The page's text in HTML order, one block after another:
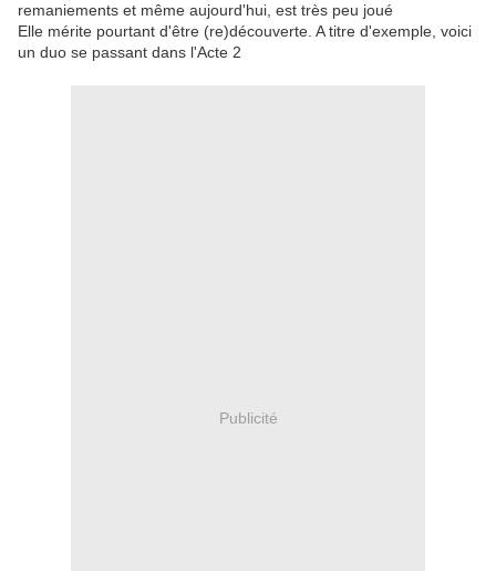
remaniements et même aujourd'hui, est très peu joué
Elle mérite pourtant d'être (re)découverte. A titre d'exemple, voici
un duo se passant dans l'Acte 2
Publicité